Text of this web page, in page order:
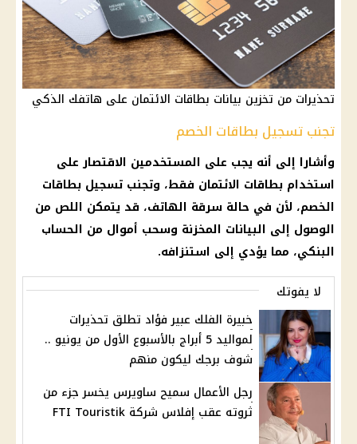
تحذيرات من تخزين بيانات بطاقات الائتمان على هاتفك الذكي
تجنب تسجيل بطاقات الخصم
وأشارا إلى أنه يجب على المستخدمين الاقتصار على
استخدام بطاقات الائتمان فقط، وتجنب تسجيل بطاقات
الخصم، لأن في حالة سرقة الهاتف، قد يتمكن اللص من
الوصول إلى البيانات المخزنة وسحب أموال من الحساب
البنكي، مما يؤدي إلى استنزافه.
لا يفوتك
خبيرة الفلك عبير فؤاد تطلق تحذيرات
لمواليد 5 أبراج بالأسبوع الأول من يونيو ..
شوف برجك ليكون منهم
رجل الأعمال سميح ساويرس يخسر جزء من
ثروته عقب إفلاس شركة FTI Touristik